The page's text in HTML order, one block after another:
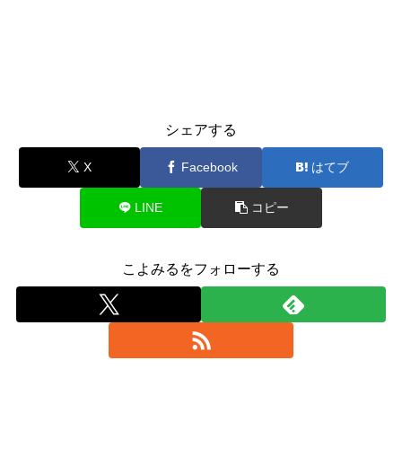
シェアする
X Facebook はてブ
LINE コピー
こよみるをフォローする